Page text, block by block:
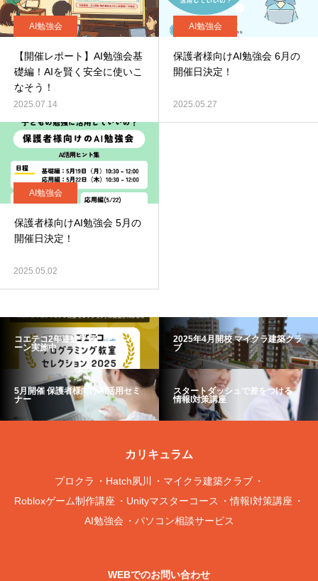
AI勉強会
【開催レポート】AI勉強会基
礎編！AIを賢く安全に使いこ
なそう！
2025.07.14
AI勉強会
保護者様向けAI勉強会 6月の
開催日決定！
2025.05.27
AI勉強会
保護者様向けAI勉強会 5月の
開催日決定！
2025.05.02
コエテコ2年連続受賞 キャンペ
ーン実施中
2025年4月開校 マイクラ建築クラ
ブ
5月開催 保護者様向けAI活用セミ
ナー
スタートダッシュで差をつける
情報I対策講座
カリキュラム
プロクラ Hatch夙川
マイクラ建築クラブ
Robloxゲーム制作講座
Unityマスターコース
情報I対策講座
AI勉強会
パソコン相談サービス
WEBでのお問い合わせ